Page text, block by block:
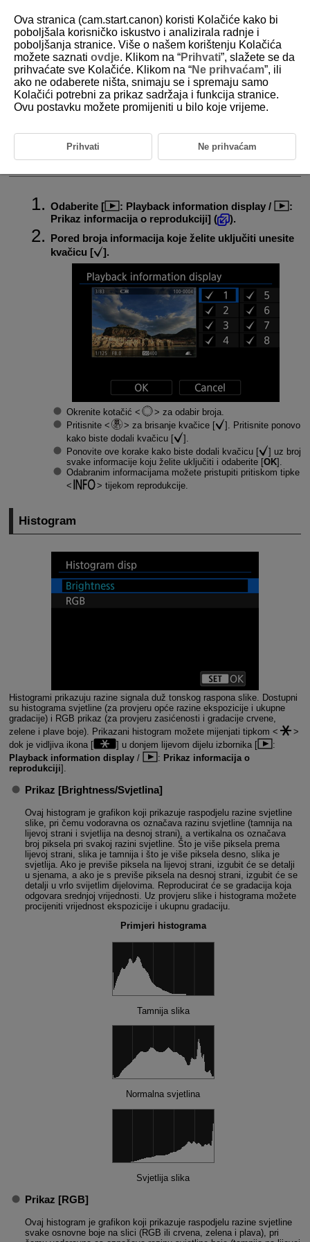
D292-133
Podešavanje prikaza informacija o
reprodukciji
Histogram
Možete definirati izbornike i prateće informacije koje će se prikazivati
Odaberite [ : Playback information display/
:
Prikaz informacija o reprodukciji] (
).
Pored broja informacija koje želite uključiti unesite
kvačicu [
].
Okrenite kotačić
za odabir broja.
Pritisnite
za brisanje kvačice [
]. Pritisnite ponovo
kako biste dodali kvačicu [
].
Ponovite ove korake kako biste dodali kvačicu [
] uz broj
svake informacije koju želite uključiti i odaberite [OK].
Odabranim informacijama možete pristupiti pritiskom tipke
tijekom reprodukcije.
Histogram
Histogrami prikazuju razine signala duž tonskog raspona slike. Dostupni
su histograma svjetline (za provjeru opće razine ekspozicije i ukupne
gradacije) i RGB prikaz (za provjeru zasićenosti i gradacije crvene,
zelene i plave boje). Prikazani histogram možete mijenjati tipkom
dok je vidljiva ikona [
] u donjem lijevom dijelu izbornika [
:
Playback information display/ : Prikaz informacija o
reprodukciji].
Prikaz [Brightness/Svjetlina]
Ovaj histogram je grafikon koji prikazuje raspodjelu razine svjetline
slike, pri čemu vodoravna os označava razinu svjetline (tamnija na
lijevoj strani i svjetlija na desnoj strani), a vertikalna os označava
broj piksela pri svakoj razini svjetline. Što je više piksela prema
lijevoj strani, slika je tamnija i što je više piksela desno, slika je
svjetlija. Ako je previše piksela na lijevoj strani, izgubit će se detalji
u sjenama, a ako je s previše piksela na desnoj strani, izgubit će se
detalji u vrlo svijetlim dijelovima. Reproducirat će se gradacija koja
odgovara srednjoj vrijednosti. Uz provjeru slike i histograma možete
procijeniti vrijednost ekspozicije i ukupnu gradaciju.
Primjeri histograma
Tamnija slika
Normalna svjetlina
Svjetlija slika
Prikaz [RGB]
Ovaj histogram je grafikon koji prikazuje raspodjelu razine svjetline
svake osnovne boje na slici (RGB ili crvena, zelena i plava), pri
Ova stranica (cam.start.canon) koristi Kolačiće kako bi
poboljšala korisničko iskustvo i analizirala radnje i
poboljšanja stranice. Više o našem korištenju Kolačića
možete saznati ovdje. Klikom na “Prihvati”, slažete se da
prihvaćate sve Kolačiće. Klikom na “Ne prihvaćam”, ili
ako ne odaberete ništa, snimaju se i spremaju samo
Kolačići potrebni za prikaz sadržaja i funkcija stranice.
Ovu postavku možete promijeniti u bilo koje vrijeme.
Prihvati Ne prihvaćam